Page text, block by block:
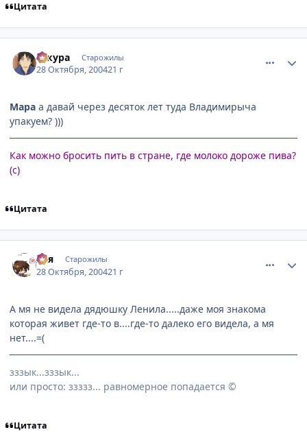
Цитата
сакура Старожилы
28 Октября, 200421 г
Мара а давай через десяток лет туда Владимирыча
упакуем? )))
Как можно бросить пить в стране, где молоко дороже пива?
(с)
Цитата
Ася Старожилы
28 Октября, 200421 г
А мя не видела дядюшку Ленила.....даже моя знакома
которая живет где-то в....где-то далеко его видела, а мя
нет....=(
зззык...зззык...
или просто: ззззз... равномерное попадается ©
Цитата